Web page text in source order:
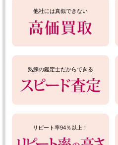
他社には真似できない
熟練の鑑定士だからできる
リピート率94％以上！